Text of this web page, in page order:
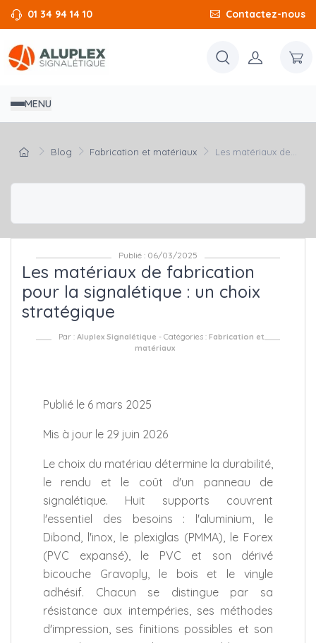
01 34 94 14 10 Contactez-nous
MENU
Blog Fabrication et matériaux Les matériaux de...
Publié : 06/03/2025
Les matériaux de fabrication
pour la signalétique : un choix
stratégique
Par : Aluplex Signalétique - Catégories : Fabrication et
matériaux
Publié le 6 mars 2025
Mis à jour le 29 juin 2026
Le choix du matériau détermine la durabilité,
le rendu et le coût d'un panneau de
signalétique. Huit supports couvrent
l'essentiel des besoins : l'aluminium, le
Dibond, l'inox, le plexiglas (PMMA), le Forex
(PVC expansé), le PVC et son dérivé
bicouche Gravoply, le bois et le vinyle
adhésif. Chacun se distingue par sa
résistance aux intempéries, ses méthodes
d'impression, ses finitions possibles et son